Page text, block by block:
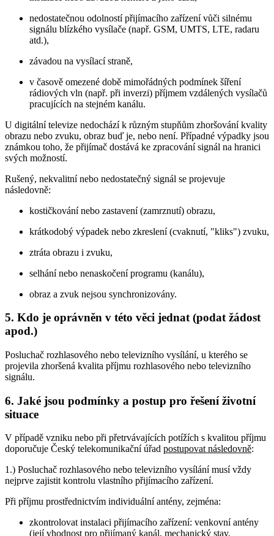
nedostatečnou odolností přijímacího zařízení vůči silnému
signálu blízkého vysílače (např. GSM, UMTS, LTE, radaru
atd.),
závadou na vysílací straně,
v časově omezené době mimořádných podmínek šíření
rádiových vln (např. při inverzi) příjmem vzdálených vysílačů
pracujících na stejném kanálu.
U digitální televize nedochází k různým stupňům zhoršování kvality
obrazu nebo zvuku, obraz buď je, nebo není. Případné výpadky jsou
známkou toho, že přijímač dostává ke zpracování signál na hranici
svých možností.
Rušený, nekvalitní nebo nedostatečný signál se projevuje
následovně:
kostičkování nebo zastavení (zamrznutí) obrazu,
krátkodobý výpadek nebo zkreslení (cvaknutí, "kliks") zvuku,
ztráta obrazu i zvuku,
selhání nebo nenaskočení programu (kanálu),
obraz a zvuk nejsou synchronizovány.
5. Kdo je oprávněn v této věci jednat (podat žádost
apod.)
Posluchač rozhlasového nebo televizního vysílání, u kterého se
projevila zhoršená kvalita příjmu rozhlasového nebo televizního
signálu.
6. Jaké jsou podmínky a postup pro řešení životní
situace
V případě vzniku nebo při přetrvávajících potížích s kvalitou příjmu
doporučuje Český telekomunikační úřad postupovat následovně:
1.) Posluchač rozhlasového nebo televizního vysílání musí vždy
nejprve zajistit kontrolu vlastního přijímacího zařízení.
Při příjmu prostřednictvím individuální antény, zejména:
zkontrolovat instalaci přijímacího zařízení: venkovní antény
(její vhodnost pro přijímaný kanál, mechanický stav,